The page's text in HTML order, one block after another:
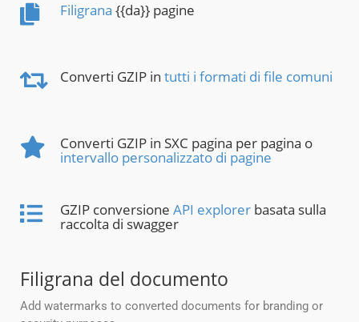
Filigrana {{da}} pagine
Converti GZIP in tutti i formati di file comuni
Converti GZIP in SXC pagina per pagina o
intervallo personalizzato di pagine
GZIP conversione API explorer basata sulla
raccolta di swagger
Filigrana del documento
Add watermarks to converted documents for branding or